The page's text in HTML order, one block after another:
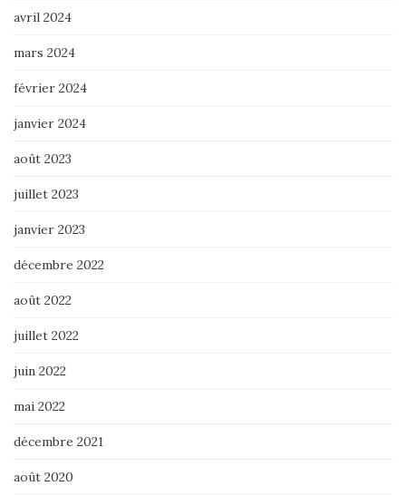
avril 2024
mars 2024
février 2024
janvier 2024
août 2023
juillet 2023
janvier 2023
décembre 2022
août 2022
juillet 2022
juin 2022
mai 2022
décembre 2021
août 2020